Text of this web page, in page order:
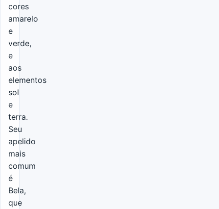
cores
amarelo
e
verde,
e
aos
elementos
sol
e
terra.
Seu
apelido
mais
comum
é
Bela,
que